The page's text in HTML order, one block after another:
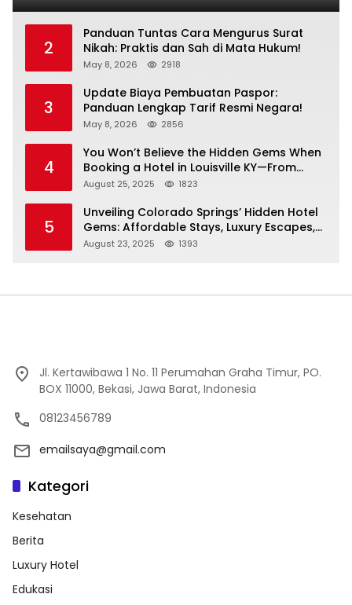
2
Panduan Tuntas Cara Mengurus Surat
Nikah: Praktis dan Sah di Mata Hukum!
May 8, 2026 2918
3
Update Biaya Pembuatan Paspor:
Panduan Lengkap Tarif Resmi Negara!
May 8, 2026 2856
4
You Won’t Believe the Hidden Gems When
Booking a Hotel in Louisville KY—From
Cheap to Luxe!
August 25, 2025 1823
5
Unveiling Colorado Springs’ Hidden Hotel
Gems: Affordable Stays, Luxury Escapes,
and Everything In Between!
August 23, 2025 1393
Jl. Kertawibawa 1 No. 11 Perumahan Graha Timur, PO.
BOX 11000, Bekasi, Jawa Barat, Indonesia
08123456789
emailsaya@gmail.com
Kategori
Kesehatan
Berita
Luxury Hotel
Edukasi